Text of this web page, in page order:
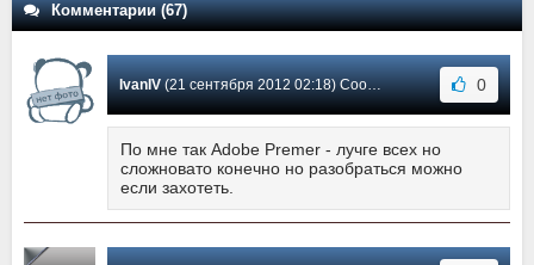
Комментарии (67)
IvanIV(21 сентября 2012 02:18) Сообщение #27 0
По мне так Adobe Premer - лучге всех но
сложновато конечно но разобраться можно
если захотеть.